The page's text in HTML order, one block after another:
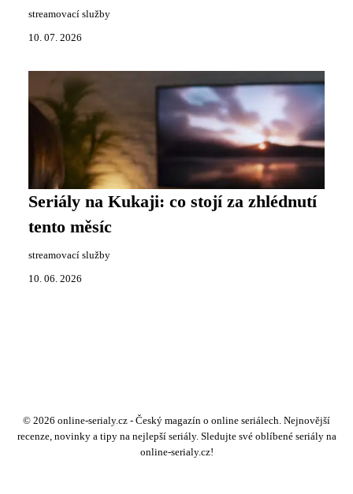
streamovací služby
10. 07. 2026
Seriály na Kukaji: co stojí za zhlédnutí
tento měsíc
streamovací služby
10. 06. 2026
© 2026 online-serialy.cz - Český magazín o online seriálech. Nejnovější
recenze, novinky a tipy na nejlepší seriály. Sledujte své oblíbené seriály na
online-serialy.cz!